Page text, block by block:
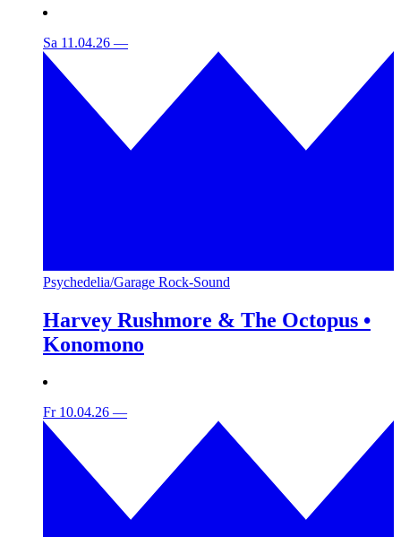
Sa 11.04.26 —
Psychedelia/Garage Rock-Sound
Harvey Rushmore & The Octopus •
Konomono
Fr 10.04.26 —